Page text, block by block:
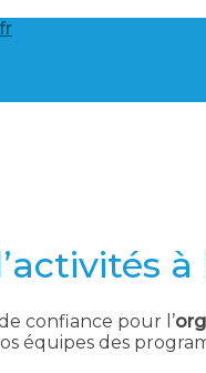
à
confiance pour l’
équipes des